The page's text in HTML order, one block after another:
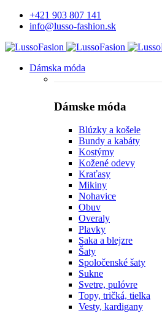
+421 903 807 141
info@lusso-fashion.sk
Dámska móda
Dámske móda
Blúzky a košele
Bundy a kabáty
Kostýmy
Kožené odevy
Kraťasy
Mikiny
Nohavice
Obuv
Overaly
Plavky
Saka a blejzre
Šaty
Spoločenské šaty
Sukne
Svetre, pulóvre
Topy, tričká, tielka
Vesty, kardigany